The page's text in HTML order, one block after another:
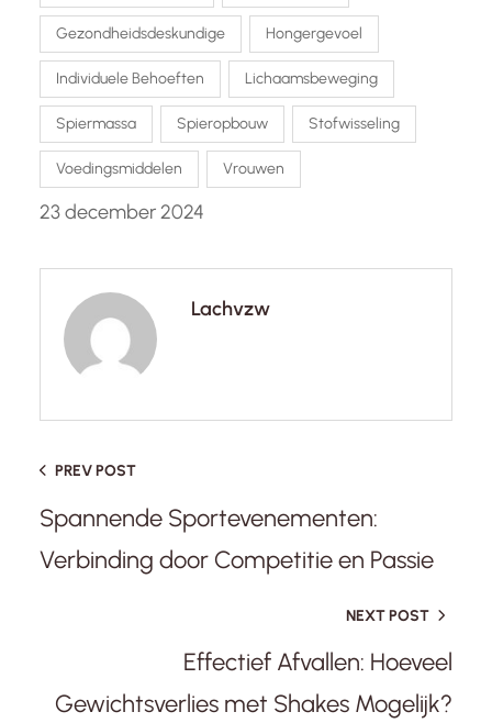
Gezondheidsdeskundige Hongergevoel
Individuele Behoeften Lichaamsbeweging
Spiermassa Spieropbouw Stofwisseling
Voedingsmiddelen Vrouwen
23 december 2024
Lachvzw
PREV POST
Spannende Sportevenementen:
Verbinding door Competitie en Passie
NEXT POST
Effectief Afvallen: Hoeveel
Gewichtsverlies met Shakes Mogelijk?